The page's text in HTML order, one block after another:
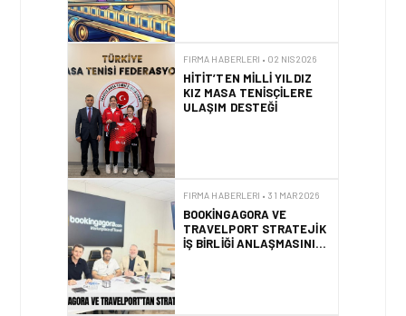
FIRMA HABERLERI • 02 NIS 2026
HITIT’TEN MILLI YILDIZ
KIZ MASA TENISÇILERE
ULAŞIM DESTEĞI
FIRMA HABERLERI • 31 MAR 2026
BOOKINGAGORA VE
TRAVELPORT STRATEJIK
IŞ BIRLIĞI ANLAŞMASINI